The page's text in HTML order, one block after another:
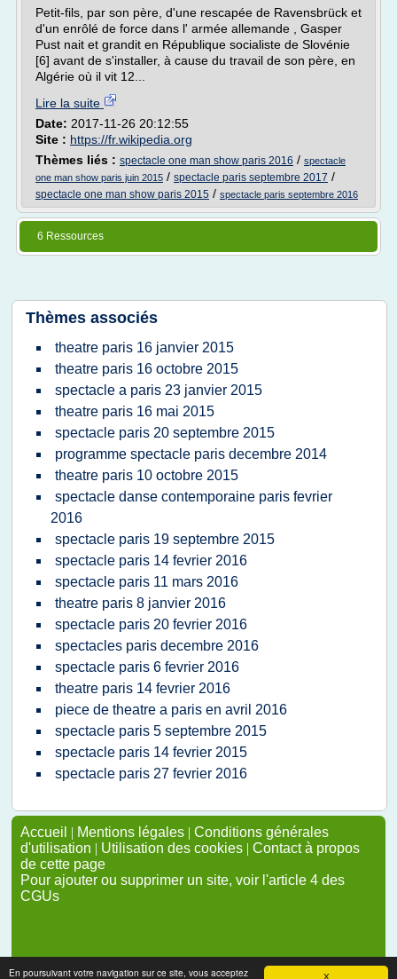
X
En poursuivant votre navigation sur ce site, vous acceptez
Petit-fils, par son père, d'une rescapée de Ravensbrück et
d'un enrôlé de force dans l' armée allemande , Gasper
Pust nait et grandit en République socialiste de Slovénie
[6] avant de s'installer, à cause du travail de son père, en
Algérie où il vit 12...
Lire la suite
Date: 2017-11-26 20:12:55
Site : https://fr.wikipedia.org
Thèmes liés : spectacle one man show paris 2016 / spectacle
one man show paris juin 2015 / spectacle paris septembre 2017 /
spectacle one man show paris 2015 / spectacle paris septembre 2016
6 Ressources
Thèmes associés
theatre paris 16 janvier 2015
theatre paris 16 octobre 2015
spectacle a paris 23 janvier 2015
theatre paris 16 mai 2015
spectacle paris 20 septembre 2015
programme spectacle paris decembre 2014
theatre paris 10 octobre 2015
spectacle danse contemporaine paris fevrier
2016
spectacle paris 19 septembre 2015
spectacle paris 14 fevrier 2016
spectacle paris 11 mars 2016
theatre paris 8 janvier 2016
spectacle paris 20 fevrier 2016
spectacles paris decembre 2016
spectacle paris 6 fevrier 2016
theatre paris 14 fevrier 2016
piece de theatre a paris en avril 2016
spectacle paris 5 septembre 2015
spectacle paris 14 fevrier 2015
spectacle paris 27 fevrier 2016
Accueil | Mentions légales | Conditions générales
d'utilisation | Utilisation des cookies | Contact à propos
de cette page
Pour ajouter ou supprimer un site, voir l'article 4 des
CGUs